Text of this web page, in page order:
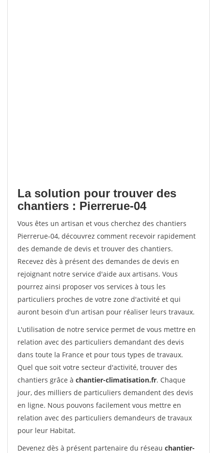
La solution pour trouver des
chantiers : Pierrerue-04
Vous êtes un artisan et vous cherchez des chantiers
Pierrerue-04, découvrez comment recevoir rapidement
des demande de devis et trouver des chantiers.
Recevez dès à présent des demandes de devis en
rejoignant notre service d'aide aux artisans. Vous
pourrez ainsi proposer vos services à tous les
particuliers proches de votre zone d'activité et qui
auront besoin d'un artisan pour réaliser leurs travaux.
L'utilisation de notre service permet de vous mettre en
relation avec des particuliers demandant des devis
dans toute la France et pour tous types de travaux.
Quel que soit votre secteur d'activité, trouver des
chantiers grâce à chantier-climatisation.fr. Chaque
jour, des milliers de particuliers demandent des devis
en ligne. Nous pouvons facilement vous mettre en
relation avec des particuliers demandeurs de travaux
pour leur Habitat.
Devenez dès à présent partenaire du réseau chantier-